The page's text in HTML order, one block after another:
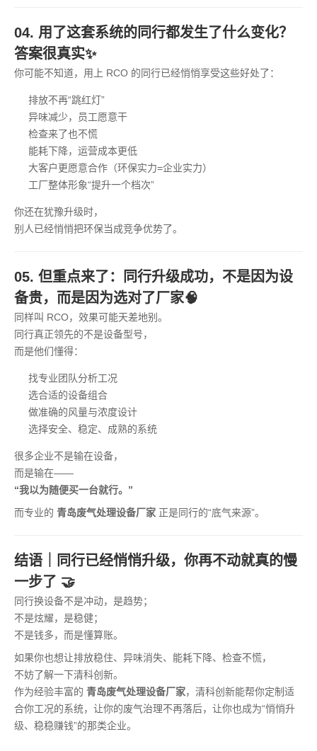
04. 用了这套系统的同行都发生了什么变化？
答案很真实✨
你可能不知道，用上 RCO 的同行已经悄悄享受这些好处了：
排放不再“跳红灯”
异味减少，员工愿意干
检查来了也不慌
能耗下降，运营成本更低
大客户更愿意合作（环保实力=企业实力）
工厂整体形象“提升一个档次”
你还在犹豫升级时，
别人已经悄悄把环保当成竞争优势了。
05. 但重点来了：同行升级成功，不是因为设
备贵，而是因为选对了厂家🧠
同样叫 RCO，效果可能天差地别。
同行真正领先的不是设备型号，
而是他们懂得：
找专业团队分析工况
选合适的设备组合
做准确的风量与浓度设计
选择安全、稳定、成熟的系统
很多企业不是输在设备，
而是输在——
“我以为随便买一台就行。”
而专业的 青岛废气处理设备厂家 正是同行的“底气来源”。
结语｜同行已经悄悄升级，你再不动就真的慢
一步了 🤝
同行换设备不是冲动，是趋势；
不是炫耀，是稳健；
不是钱多，而是懂算账。
如果你也想让排放稳住、异味消失、能耗下降、检查不慌，
不妨了解一下清科创新。
作为经验丰富的 青岛废气处理设备厂家，清科创新能帮你定制适
合你工况的系统，让你的废气治理不再落后，让你也成为“悄悄升
级、稳稳赚钱”的那类企业。